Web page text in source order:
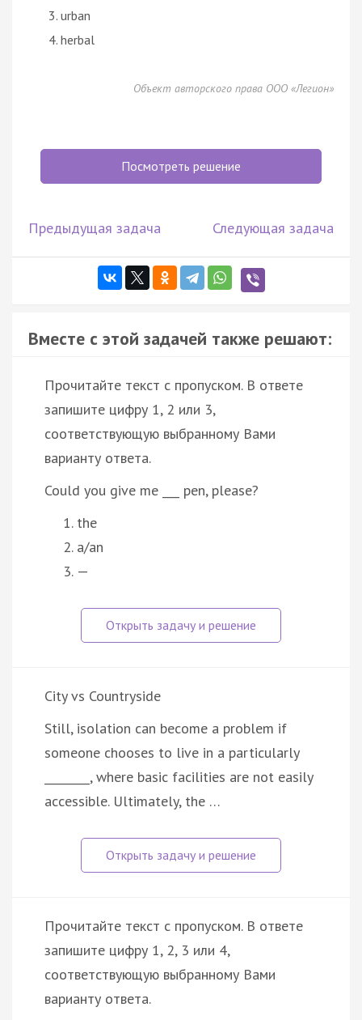
urban
herbal
Объект авторского права ООО «Легион»
Посмотреть решение
Предыдущая задача Следующая задача
Вместе с этой задачей также решают:
Прочитайте текст с пропуском. В ответе
запишите цифру 1, 2 или 3,
соответствующую выбранному Вами
варианту ответа.
Could you give me ___ pen, please?
the
a/an
—
City vs Countryside
Still, isolation can become a problem if
someone chooses to live in a particularly
________, where basic facilities are not easily
accessible. Ultimately, the …
Прочитайте текст с пропуском. В ответе
запишите цифру 1, 2, 3 или 4,
соответствующую выбранному Вами
варианту ответа.